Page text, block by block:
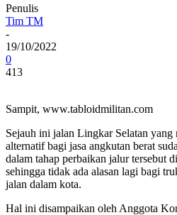
Penulis
Tim TM
-
19/10/2022
0
413
Sampit, www.tabloidmilitan.com
Sejauh ini jalan Lingkar Selatan yang
alternatif bagi jasa angkutan berat
dalam tahap perbaikan jalur tersebut
sehingga tidak ada alasan lagi bagi
jalan dalam kota.
Hal ini disampaikan oleh Anggota